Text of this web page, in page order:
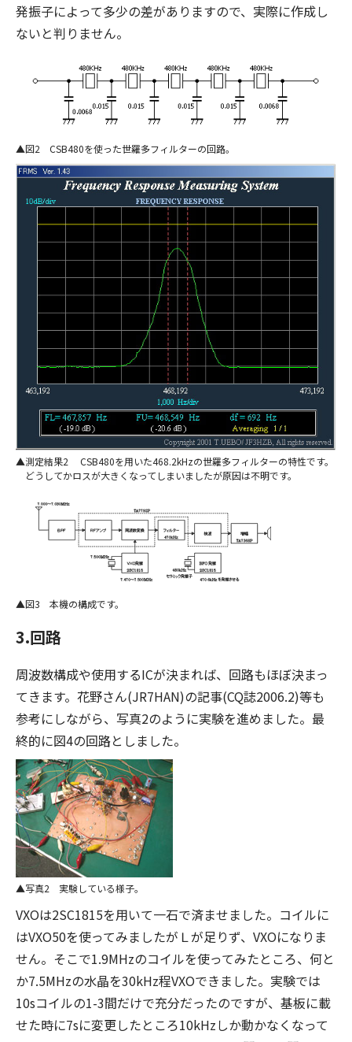
発振子によって多少の差がありますので、実際に作成し
ないと判りません。
図2 CSB480を使った世羅多フィルターの回路。
測定結果2 CSB480を用いた468.2kHzの世羅多フィルターの特性です。
どうしてかロスが大きくなってしまいましたが原因は不明です。
図3 本機の構成です。
3.回路
周波数構成や使用するICが決まれば、回路もほぼ決まっ
てきます。花野さん(JR7HAN)の記事(CQ誌2006.2)等も
参考にしながら、写真2のように実験を進めました。最
終的に図4の回路としました。
写真2 実験している様子。
VXOは2SC1815を用いて一石で済ませました。コイルに
はVXO50を使ってみましたがＬが足りず、VXOになりま
せん。そこで1.9MHzのコイルを使ってみたところ、何と
か7.5MHzの水晶を30kHz程VXOできました。実験では
10sコイルの1-3間だけで充分だったのですが、基板に載
せた時に7sに変更したところ10kHzしか動かなくなって